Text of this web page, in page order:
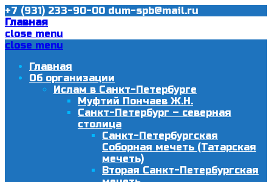
+7 (931) 233-90-00 dum-spb@mail.ru
Главная
close menu
close menu
Главная
Об организации
Ислам в Санкт-Петербурге
Муфтий Пончаев Ж.Н.
Санкт-Петербург – северная
столица
Санкт-Петербургская
Соборная мечеть (Татарская
мечеть)
Вторая Санкт-Петербургская